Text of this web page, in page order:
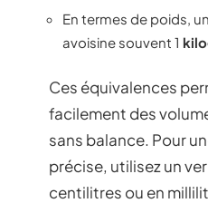
En termes de poids,
avoisine souvent 1
Ces équivalences
facilement des
sans balance. Pour
précise, utilisez un
centilitres ou en